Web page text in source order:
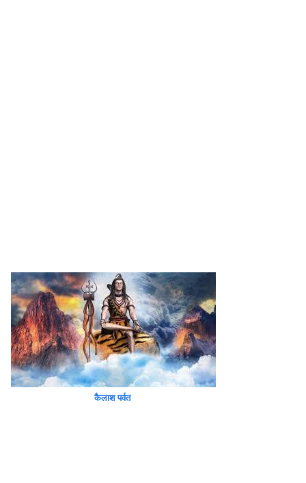
कैलाश पर्वत